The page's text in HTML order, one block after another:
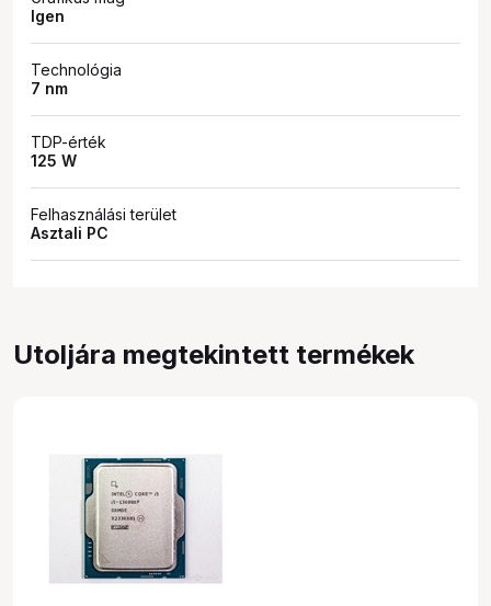
Igen
Technológia
7 nm
TDP-érték
125 W
Felhasználási terület
Asztali PC
Utoljára megtekintett termékek